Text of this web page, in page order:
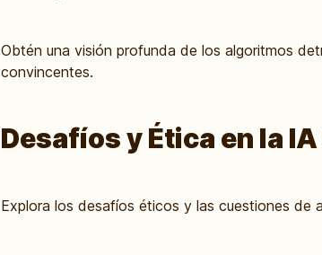
Obtén una visión profunda de los algoritmos
convincentes.
Desafíos y Ética en la
Explora los desafíos éticos y las cuestiones de